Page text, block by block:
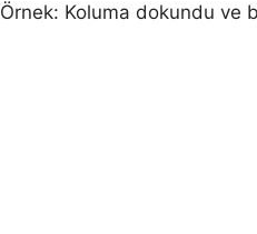
Örnek: Koluma dokundu ve